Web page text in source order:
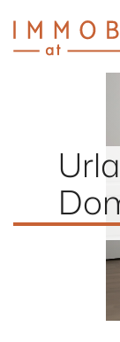
content